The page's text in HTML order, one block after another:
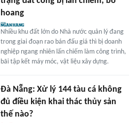
hoang
Nhiều khu đất lớn do Nhà nước quản lý đang
trong giai đoạn rao bán đấu giá thì bị doanh
nghiệp ngang nhiên lấn chiếm làm công trình,
bãi tập kết máy móc, vật liệu xây dựng.
Đà Nẵng: Xử lý 144 tàu cá không
đủ điều kiện khai thác thủy sản
thế nào?